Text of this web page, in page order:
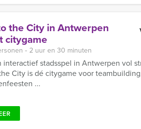
the City in Antwerpen
citygame
‐ 2 uur en 30 minuten
interactief stadsspel in Antwerpen vol
City is dé citygame voor
...